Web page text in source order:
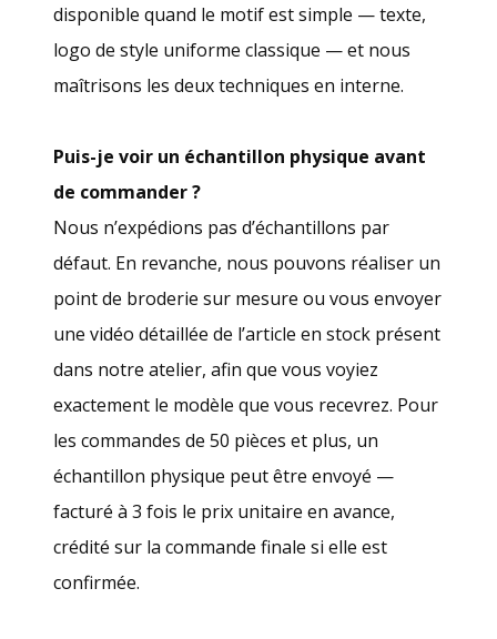
disponible quand le motif est simple — texte,
logo de style uniforme classique — et nous
maîtrisons les deux techniques en interne.
Puis-je voir un échantillon physique avant
de commander ?
Nous n’expédions pas d’échantillons par
défaut. En revanche, nous pouvons réaliser un
point de broderie sur mesure ou vous envoyer
une vidéo détaillée de l’article en stock présent
dans notre atelier, afin que vous voyiez
exactement le modèle que vous recevrez. Pour
les commandes de 50 pièces et plus, un
échantillon physique peut être envoyé —
facturé à 3 fois le prix unitaire en avance,
crédité sur la commande finale si elle est
confirmée.